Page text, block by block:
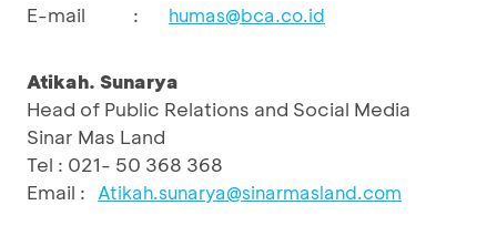
E-mail
: humas@bca.co.id
Atikah. Sunarya
Head of Public Relations and Social Media
Sinar Mas Land
Tel : 021- 50 368 368
Email : Atikah.sunarya@sinarmasland.com